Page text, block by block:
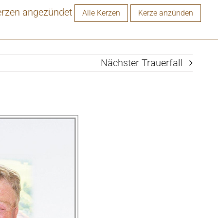
angezündet Alle Kerzen Kerze anzünden
Nächster Trauerfall